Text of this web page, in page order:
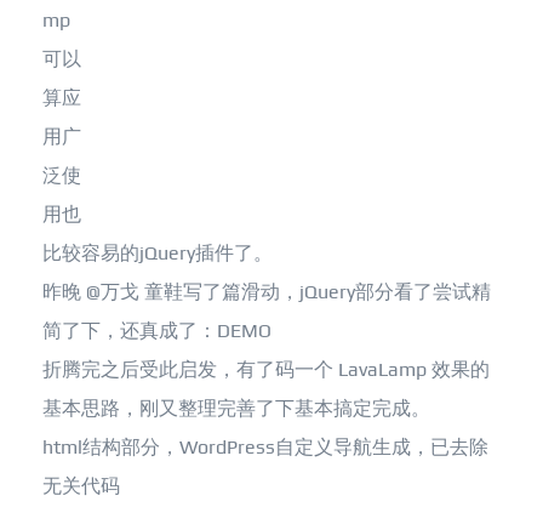
mp
可以
算应
用广
泛使
用也
比较容易的jQuery插件了。
昨晚 @万戈 童鞋写了篇滑动，jQuery部分看了尝试精
简了下，还真成了：DEMO
折腾完之后受此启发，有了码一个 LavaLamp 效果的
基本思路，刚又整理完善了下基本搞定完成。
html结构部分，WordPress自定义导航生成，已去除
无关代码